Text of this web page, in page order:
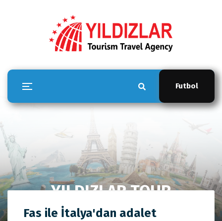
Futbol
YILDIZLAR TOUR
Anasayfa
YILDIZLAR TOUR
Fas ile İtalya'dan adalet